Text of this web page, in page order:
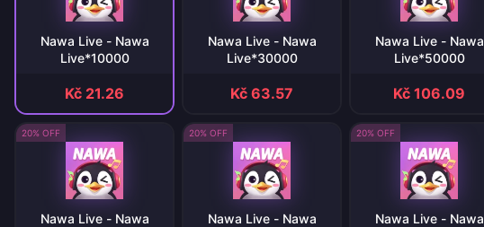
Nawa Live - Nawa
Live*10000
Kč 21.26
Nawa Live - Nawa
Live*30000
Kč 63.57
Nawa Live - Nawa
Live*50000
Kč 106.09
20% OFF
Nawa Live - Nawa
20% OFF
Nawa Live - Nawa
20% OFF
Nawa Live - Nawa